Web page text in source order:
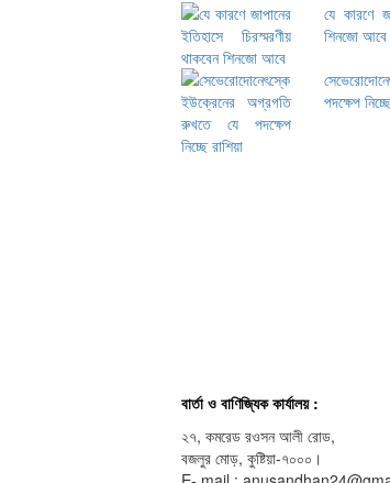
যে কারণে
শিনজো আবে
পদক্ষেপ
বার্তা ও বাণিজ্যিক কার্যালয় :
২৭, কমরেড রওসন আলী রোড,
বজলুর মোড়, কুষ্টিয়া-৭০০০।